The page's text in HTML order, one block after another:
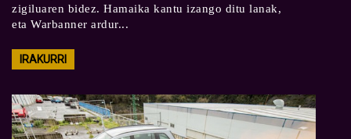
zigiluaren bidez. Hamaika kantu izango ditu lanak,
eta Warbanner ardur...
IRAKURRI